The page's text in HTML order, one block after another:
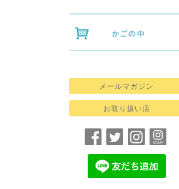
メールマガジン
お取り扱い店